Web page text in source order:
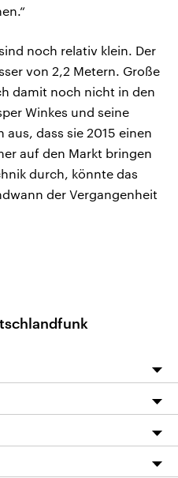
noch relativ klein. Der
von 2,2 Metern. Große
damit noch nicht in den
Winkes und seine
aus, dass sie 2015 einen
auf den Markt bringen
durch, könnte das
der Vergangenheit